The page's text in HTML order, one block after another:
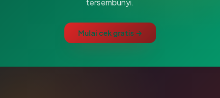
tersembunyi.
Mulai cek gratis →